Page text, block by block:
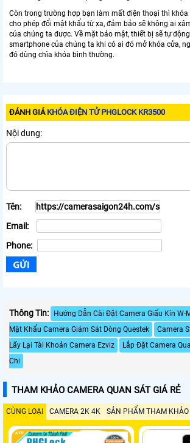
Còn trong trường hợp bạn làm mất điện thoại thì
cho phép đổi mật khẩu từ xa, đảm bảo sẽ không ai
của chúng ta được. Về mặt bảo mật, thiết bị sẽ tự
smartphone của chúng ta khi có ai đó mở khóa cửa,
đó dùng chìa khóa bình thường.
ĐÁNH GIÁ KHÓA ĐIỆN TỬ PHGLOCK KR3500
Nội dung:
Tên:
Email:
Phone:
Thông Tin: Hướng Dẫn Cài Đặt Camera Giấu Kín W-
Mật Khẩu Camera Giám Sát Dòng Questek
Camera
Lấy Lại Tài Khoản Camera Ezviz
Lắp Đặt Camera
Chi
THAM KHẢO CAMERA QUAN SÁT GIÁ RẺ
CÙNG LOẠI CAMERA 2K 4K SẢN PHẨM THAM KHẢO